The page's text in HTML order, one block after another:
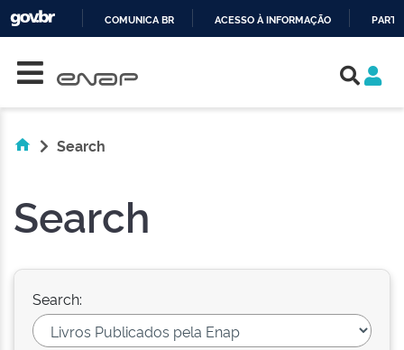
COMUNICA BR ACESSO À INFORMAÇÃO
Search
Search
Search: